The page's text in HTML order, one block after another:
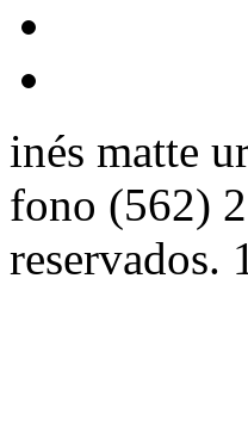
inés matte
fono (562)
reservados.